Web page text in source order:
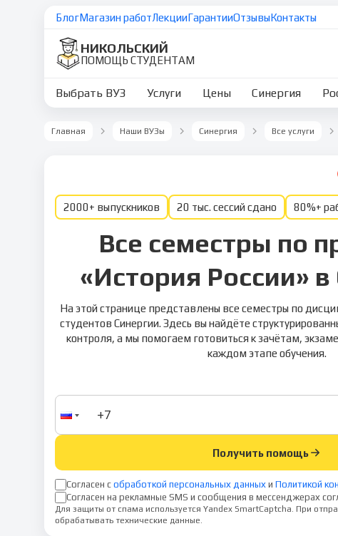
БлогМагазин работЛекцииГарантииОтзывыКонтакты
НИКОЛЬСКИЙ
ПОМОЩЬ СТУДЕНТАМ
Выбрать ВУЗ Услуги Цены Синергия
Главная Наши ВУЗы Синергия Все услуги
2000+ выпускников 20 тыс. сессий сдано 80%+
Все семестры по
«История России» в
На этой странице представлены все семестры по
студентов Синергии. Здесь вы найдёте
контроля, а мы помогаем готовиться к зачётам,
каждом этапе обучения.
Получить помощь
Согласен с обработкой персональных данных и Политикой
Согласен на рекламные SMS и сообщения в мессенджерах
Для защиты от спама используется Yandex SmartCaptcha. При
обрабатывать технические данные.